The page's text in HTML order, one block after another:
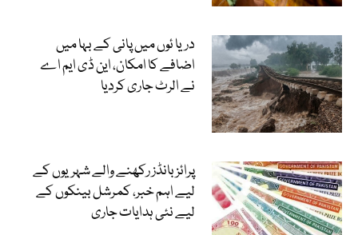
دریا ئوں میں پانی کے بہا میں
اضافے کا امکان، این ڈی ایم اے
نے الرٹ جاری کردیا
پرائز بانڈز رکھنے والے شہریوں کے
لیے اہم خبر، کمرشل بینکوں کے
لیے نئی ہدایات جاری